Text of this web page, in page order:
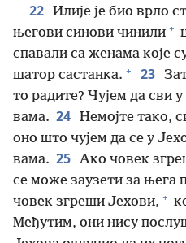
22 Илије је био врло
његови синови чинили +
спавали са женама које
шатор састанка. + 23
то радите? Чујем да сви
вама. 24 Немојте тако,
оно што чујем да се у
вама. 25 Ако човек
се може заузети за њега
човек згреши Јехови, +
Међутим, они нису